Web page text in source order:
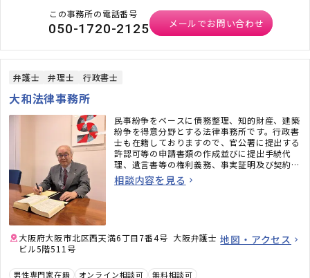
この事務所の電話番号
050-1720-2125 メールでお問い合わせ
弁護士 弁理士 行政書士
大和法律事務所
民事紛争をベースに債務整理、知的財産、建築
紛争を得意分野とする法律事務所です。行政書
士も在籍しておりますので、官公署に提出する
許認可等の申請書類の作成並びに提出手続代
理、遺言書等の権利義務、事実証明及び契約書
の作成、行政不服申立て手続代理等も行えま
す。
相談内容を見る
大阪府大阪市北区西天満6丁目7番4号 大阪弁護士
ビル5階511号
地図・アクセス
男性専門家在籍 オンライン相談可 無料相談可